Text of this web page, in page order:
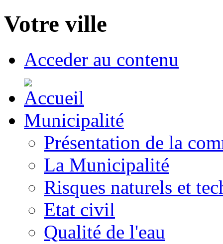
Votre ville
Acceder au contenu
Municipalité
Présentation de la
La Municipalité
Risques naturels et
Etat civil
Qualité de l'eau